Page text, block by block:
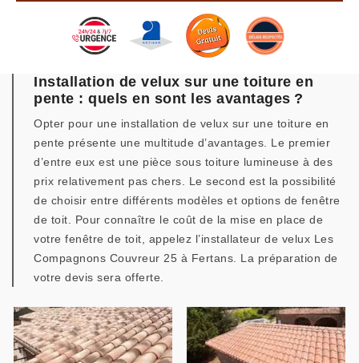
Installation de velux sur une toiture en
pente : quels en sont les avantages ?
Opter pour une installation de velux sur une toiture en
pente présente une multitude d’avantages. Le premier
d’entre eux est une pièce sous toiture lumineuse à des
prix relativement pas chers. Le second est la possibilité
de choisir entre différents modèles et options de fenêtre
de toit. Pour connaître le coût de la mise en place de
votre fenêtre de toit, appelez l’installateur de velux Les
Compagnons Couvreur 25 à Fertans. La préparation de
votre devis sera offerte.